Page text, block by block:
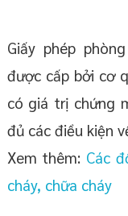
Giấy phép
được cấp bởi cơ
có giá trị chứng
đủ các điều kiện
Xem thêm: Các
cháy, chữa cháy